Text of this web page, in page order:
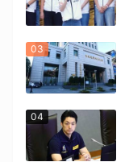
03
04